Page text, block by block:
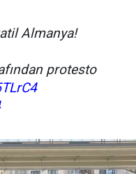
Almanya!
protesto